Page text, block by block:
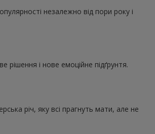
незалежно від пори року і
і нове емоційне підґрунтя.
річ, яку всі прагнуть мати, але не